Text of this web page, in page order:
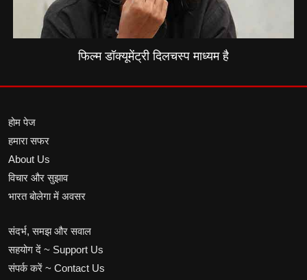
फिल्म डॉक्यूमेंट्री दिलचस्प माध्यम है
होम पेज
हमारा सफर
About Us
विचार और सुझाव
भारत बोलेगा में अवसर
संदर्भ, समझ और सवाल
सहयोग दें ~ Support Us
संपर्क करें ~ Contact Us